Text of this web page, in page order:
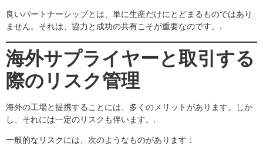
良いパートナーシップとは、単に生産だけにとどまるものではあり
ません。それは、協力と成功の共有こそが重要なのです。.
海外サプライヤーと取引する
際のリスク管理
海外の工場と提携することには、多くのメリットがあります。しか
し、それには一定のリスクも伴います。.
一般的なリスクには、次のようなものがあります：